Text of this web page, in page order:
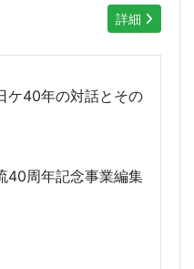
詳細
40年の対話とその
40周年記念事業編集